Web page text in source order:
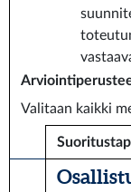
Valitaan kaikki